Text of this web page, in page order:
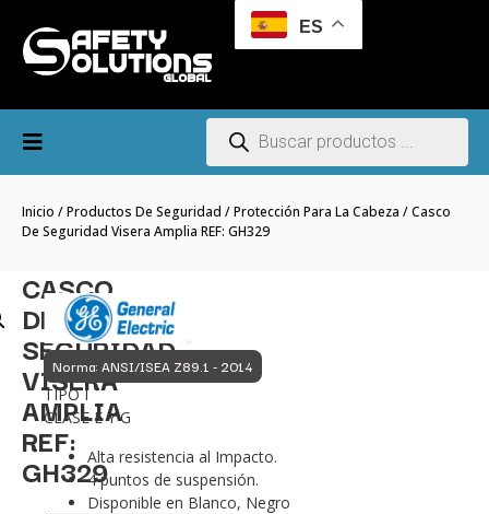
ES
Inicio /Productos De Seguridad /Protección Para La Cabeza / Casco
De Seguridad Visera Amplia REF: GH329
CASCO
DE
SEGURIDAD
VISERA
AMPLIA
REF:
GH329
Norma: ANSI/ISEA Z89.1 - 2014
TIPO I
CLASE E Y G
Alta resistencia al Impacto.
4 puntos de suspensión.
Disponible en Blanco, Negro